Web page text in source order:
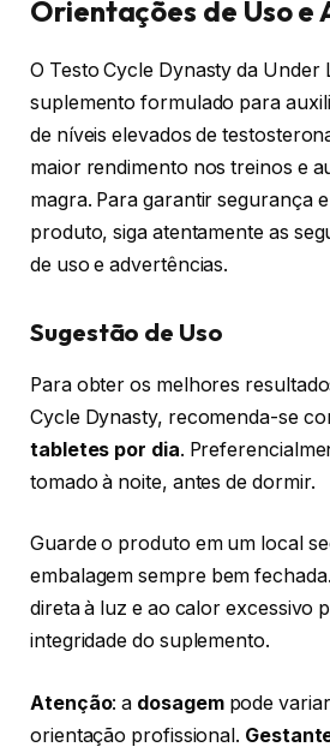
Orientações de Uso e
O Testo Cycle Dynasty da Under
suplemento formulado para
de níveis elevados de
maior rendimento nos treinos e
magra. Para garantir segurança
produto, siga atentamente as
de uso e advertências.
Sugestão de Uso
Para obter os melhores
Cycle Dynasty, recomenda-se
tabletes por dia.
tomado à noite, antes de dormir.
Guarde o produto em um local
embalagem sempre bem
direta à luz e ao calor excessivo
integridade do suplemento.
Atenção: a dosagempode
orientação profissional.